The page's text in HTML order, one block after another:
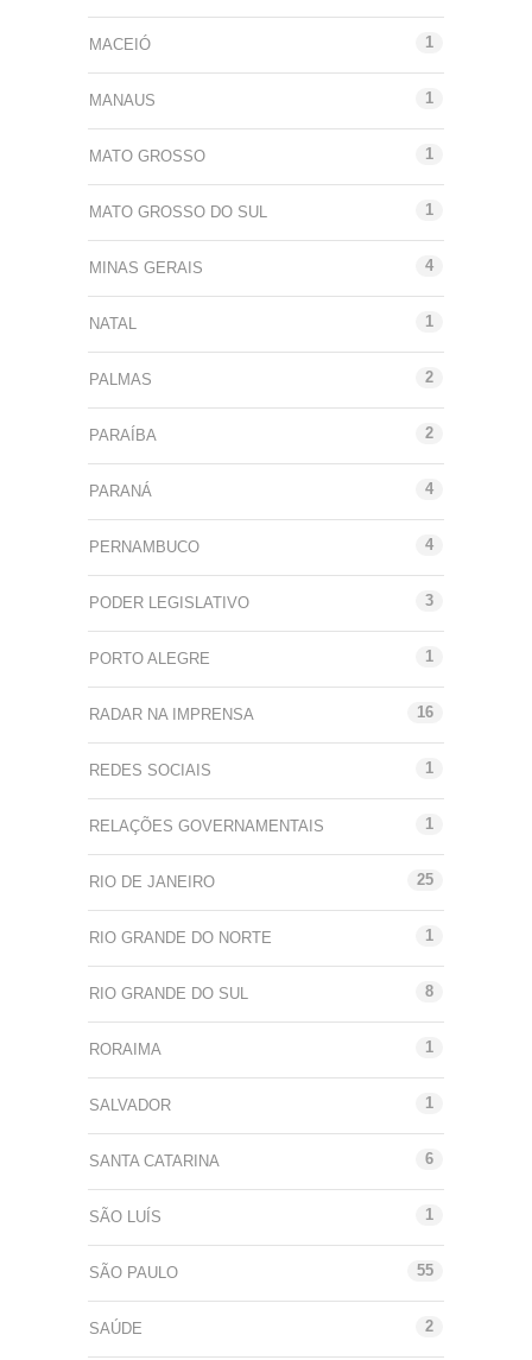
MACEIÓ 1
MANAUS 1
MATO GROSSO 1
MATO GROSSO DO SUL 1
MINAS GERAIS 4
NATAL 1
PALMAS 2
PARAÍBA 2
PARANÁ 4
PERNAMBUCO 4
PODER LEGISLATIVO 3
PORTO ALEGRE 1
RADAR NA IMPRENSA 16
REDES SOCIAIS 1
RELAÇÕES GOVERNAMENTAIS 1
RIO DE JANEIRO 25
RIO GRANDE DO NORTE 1
RIO GRANDE DO SUL 8
RORAIMA 1
SALVADOR 1
SANTA CATARINA 6
SÃO LUÍS 1
SÃO PAULO 55
SAÚDE 2